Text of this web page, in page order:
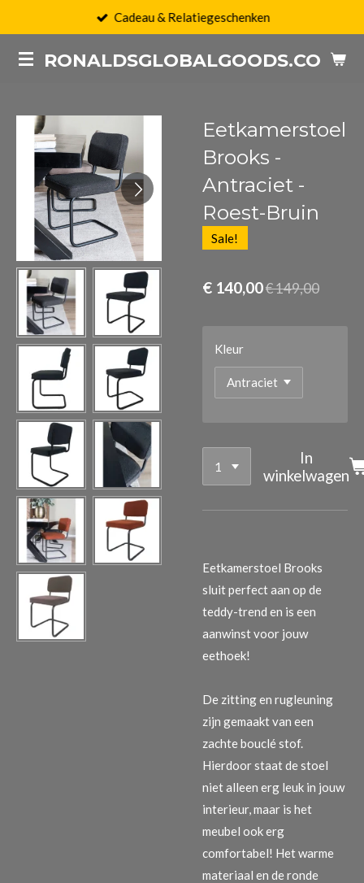
naar
RONALDSGLOBALGOODS.COM
Cadeau & Relatiegeschenken
Eetkamerstoel
Brooks -
Antraciet -
Roest-Bruin
Sale!
€ 140,00€ 149,00
Kleur
In
winkelwagen
Eetkamerstoel Brooks
sluit perfect aan op de
teddy-trend en is een
aanwinst voor jouw
eethoek!
De zitting en rugleuning
zijn gemaakt van een
zachte bouclé stof.
Hierdoor staat de stoel
niet alleen erg leuk in jouw
interieur, maar is het
meubel ook erg
comfortabel! Het warme
materiaal en de ronde